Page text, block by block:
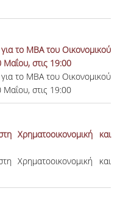
το ΜΒΑ του Οικονομικού
Μαΐου, στις 19:00
το ΜΒΑ του Οικονομικού
Μαΐου, στις 19:00
Χρηματοοικονομική και
Χρηματοοικονομική και